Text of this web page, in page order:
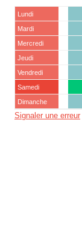
Lundi
Mardi
Mercredi
Jeudi
Vendredi
Samedi
Dimanche
Signaler une erreur